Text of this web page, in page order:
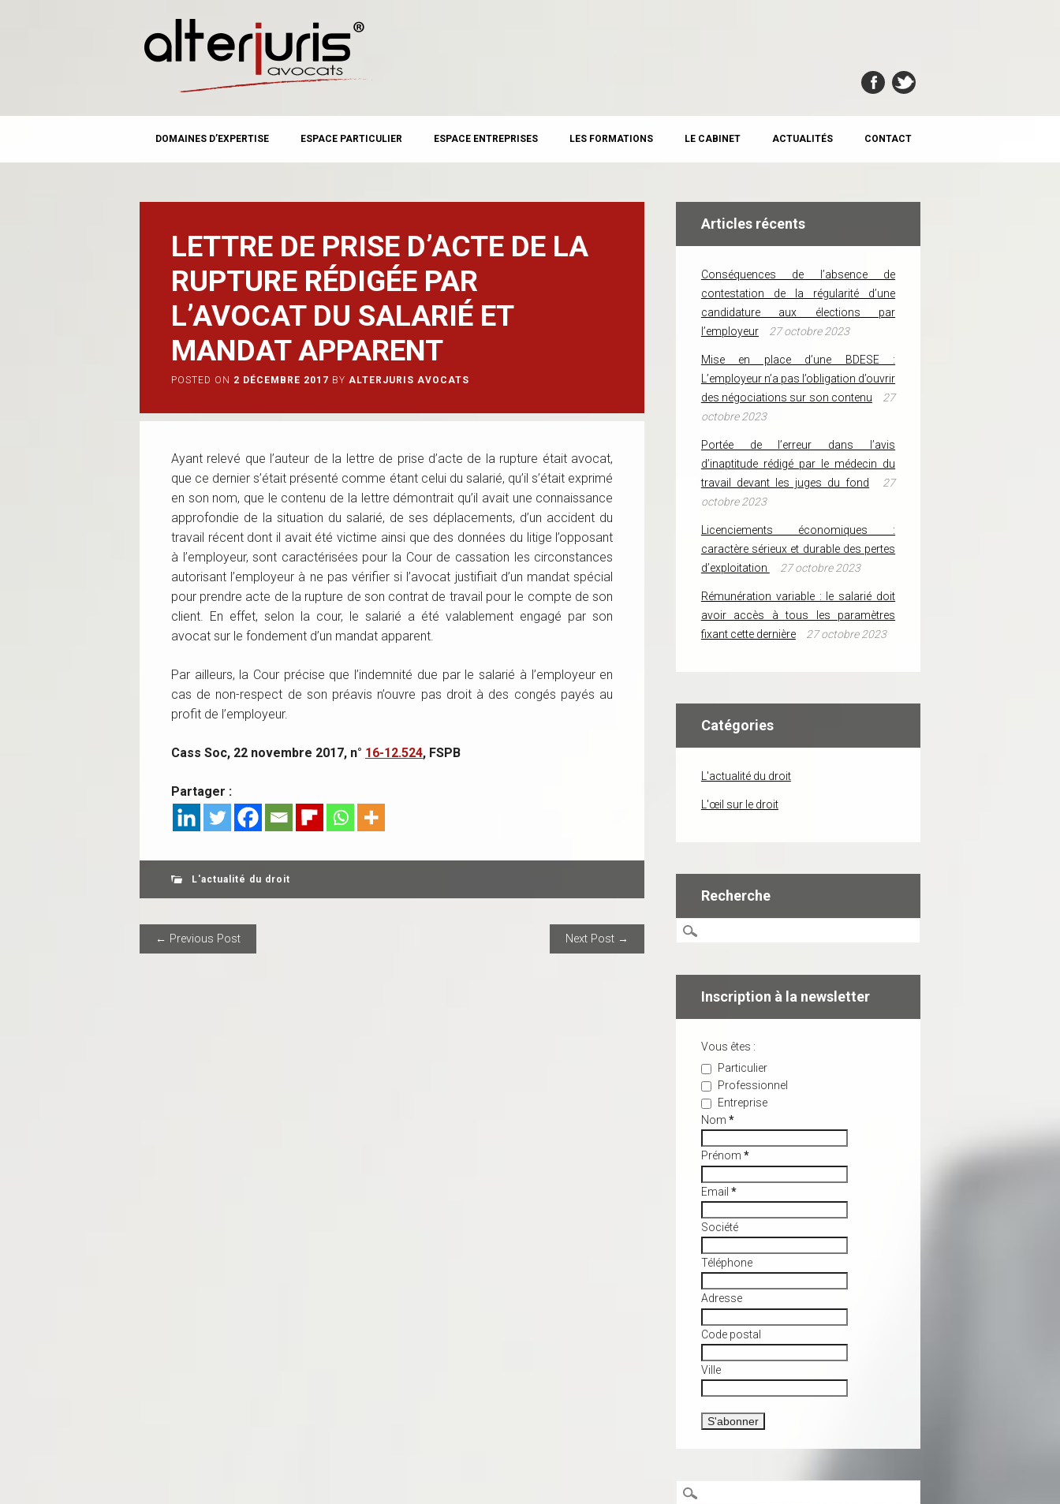
MAIN MENU
content
DOMAINES D’EXPERTISE ESPACE PARTICULIER ESPACE ENTREPRISES LES FORMATIONS LE CABINET ACTUALITÉS CONTACT
LETTRE DE PRISE D’ACTE DE LA
RUPTURE RÉDIGÉE PAR
L’AVOCAT DU SALARIÉ ET
MANDAT APPARENT
POSTED ON 2 DÉCEMBRE 2017 BY ALTERJURIS AVOCATS
Ayant relevé que l’auteur de la lettre de prise d’acte de la rupture était avocat,
que ce dernier s’était présenté comme étant celui du salarié, qu’il s’était exprimé
en son nom, que le contenu de la lettre démontrait qu’il avait une connaissance
approfondie de la situation du salarié, de ses déplacements, d’un accident du
travail récent dont il avait été victime ainsi que des données du litige l’opposant
à l’employeur, sont caractérisées pour la Cour de cassation les circonstances
autorisant l’employeur à ne pas vérifier si l’avocat justifiait d’un mandat spécial
pour prendre acte de la rupture de son contrat de travail pour le compte de son
client. En effet, selon la cour, le salarié a été valablement engagé par son
avocat sur le fondement d’un mandat apparent.
Par ailleurs, la Cour précise que l’indemnité due par le salarié à l’employeur en
cas de non-respect de son préavis n’ouvre pas droit à des congés payés au
profit de l’employeur.
Cass Soc, 22 novembre 2017, n° 16-12.524, FSPB
Partager :
L'actualité du droit
POST NAVIGATION
← Previous Post Next Post →
Articles récents
Conséquences de l’absence de
contestation de la régularité d’une
candidature aux élections par
l’employeur
27 octobre 2023
Mise en place d’une BDESE :
L’employeur n’a pas l’obligation d’ouvrir
des négociations sur son contenu
27
octobre 2023
Portée de l’erreur dans l’avis
d’inaptitude rédigé par le médecin du
travail devant les juges du fond
27
octobre 2023
Licenciements économiques :
caractère sérieux et durable des pertes
d’exploitation
27 octobre 2023
Rémunération variable : le salarié doit
avoir accès à tous les paramètres
fixant cette dernière
27 octobre 2023
Catégories
L'actualité du droit
L'œil sur le droit
Recherche
Inscription à la newsletter
Vous êtes :
Particulier
Professionnel
Entreprise
Nom *
Prénom *
Email *
Société
Téléphone
Adresse
Code postal
Ville